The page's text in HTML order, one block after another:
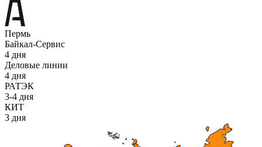
Пермь
Байкал-Сервис
4 дня
Деловые линии
4 дня
РАТЭК
3-4 дня
КИТ
3 дня